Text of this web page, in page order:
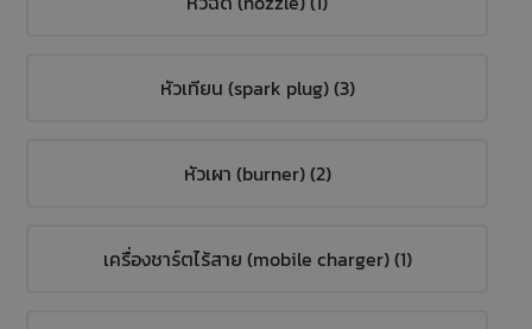
หัวเทียน (spark plug) (3)
หัวเผา (burner) (2)
เครื่องชาร์ตไร้สาย (mobile charger) (1)